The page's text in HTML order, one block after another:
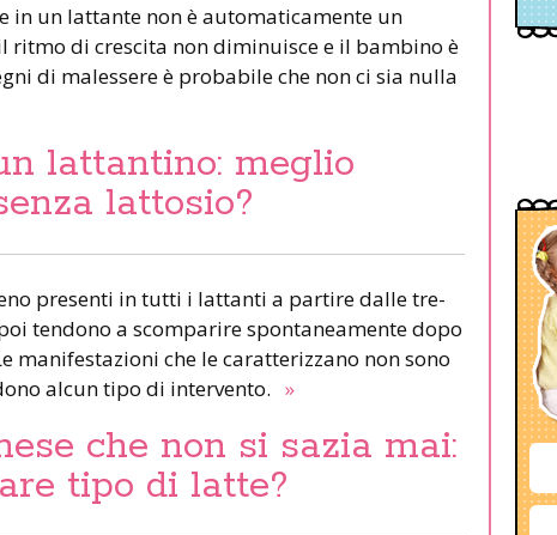
in un lattante non è automaticamente un
ritmo di crescita non diminuisce e il bambino è
di malessere è probabile che non ci sia nulla
lattantino: meglio
lattosio?
presenti in tutti i lattanti a partire dalle tre-
tendono a scomparire spontaneamente dopo
manifestazioni che le caratterizzano non sono
alcun tipo di intervento. »
che non si sazia mai:
tipo di latte?